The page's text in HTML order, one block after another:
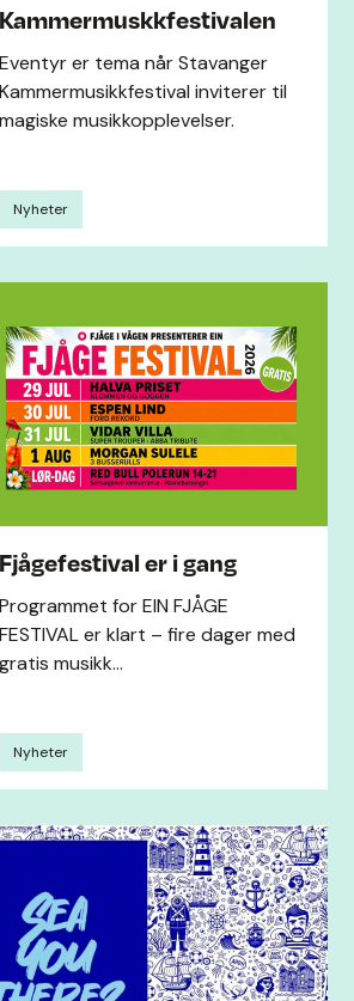
Kammermuskkfestivalen
Eventyr er tema når Stavanger
Kammermusikkfestival inviterer til
magiske musikkopplevelser.
Nyheter
Fjågefestival er i gang
Programmet for EIN FJÅGE
FESTIVAL er klart – fire dager med
gratis musikk...
Nyheter